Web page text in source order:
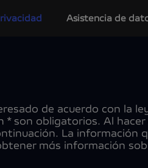
Asistencia de
de acuerdo con la
son obligatorios. Al hacer
La información
más información